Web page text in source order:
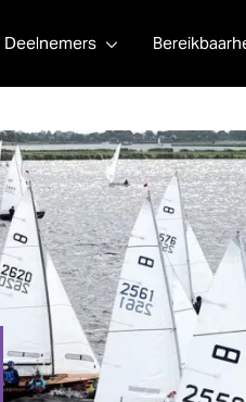
Deelnemers